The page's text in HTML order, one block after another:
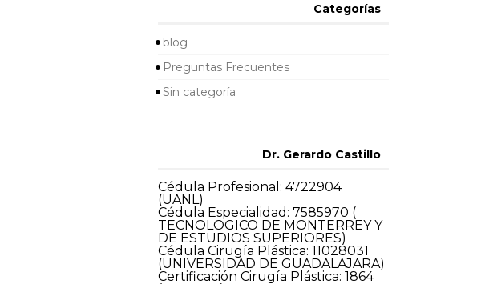
Categorías
blog
Preguntas Frecuentes
Sin categoría
Dr. Gerardo Castillo
Cédula Profesional: 4722904
(UANL)
Cédula Especialidad: 7585970 (
TECNOLOGICO DE MONTERREY Y
DE ESTUDIOS SUPERIORES)
Cédula Cirugía Plástica: 11028031
(UNIVERSIDAD DE GUADALAJARA)
Certificación Cirugía Plástica: 1864